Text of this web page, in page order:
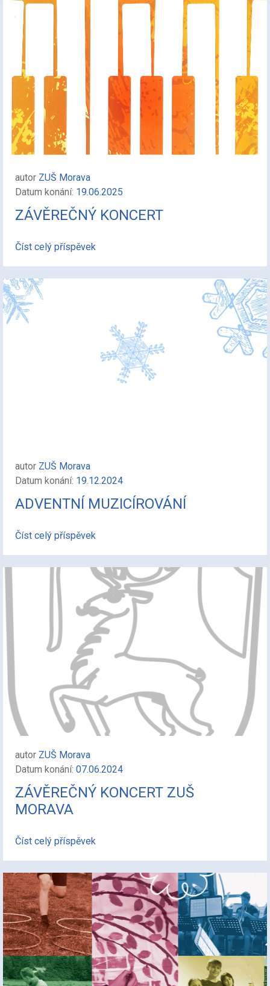
autor ZUŠ Morava
Datum konání: 19.06.2025
ZÁVĚREČNÝ KONCERT
Číst celý příspěvek
autor ZUŠ Morava
Datum konání: 19.12.2024
ADVENTNÍ MUZICÍROVÁNÍ
Číst celý příspěvek
autor ZUŠ Morava
Datum konání: 07.06.2024
ZÁVĚREČNÝ KONCERT ZUŠ
MORAVA
Číst celý příspěvek